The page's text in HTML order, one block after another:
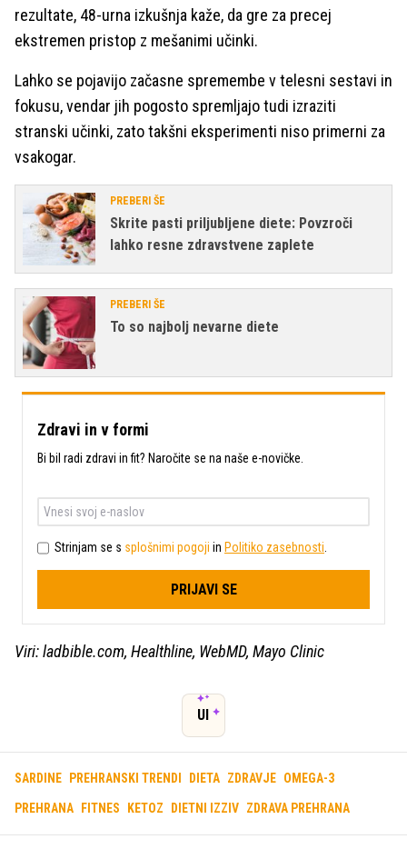
rezultate, 48-urna izkušnja kaže, da gre za precej
ekstremen pristop z mešanimi učinki.
Lahko se pojavijo začasne spremembe v telesni sestavi in
fokusu, vendar jih pogosto spremljajo tudi izraziti
stranski učinki, zato takšni eksperimenti niso primerni za
vsakogar.
PREBERI ŠE
Skrite pasti priljubljene diete: Povzroči
lahko resne zdravstvene zaplete
PREBERI ŠE
To so najbolj nevarne diete
Zdravi in v formi
Bi bil radi zdravi in fit? Naročite se na naše e-novičke.
Strinjam se s splošnimi pogoji in Politiko zasebnosti.
PRIJAVI SE
Viri: ladbible.com, Healthline, WebMD, Mayo Clinic
UI
SARDINE PREHRANSKI TRENDI DIETA ZDRAVJE OMEGA-3
PREHRANA FITNES KETOZ DIETNI IZZIV ZDRAVA PREHRANA